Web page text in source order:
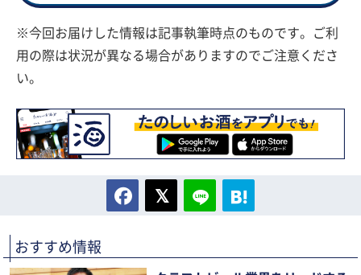
※今回お届けした情報は記事執筆時点のものです。ご利
用の際は状況が異なる場合がありますのでご注意くださ
い。
おすすめ情報